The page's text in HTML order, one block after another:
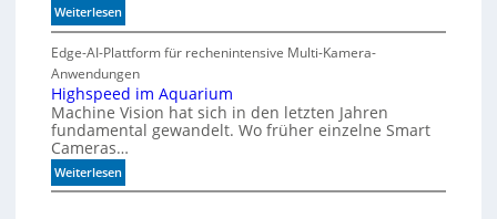
m
i
c
h
e
h
r
t
ü
r
m
t
Weiterlesen:
C
o
i
l
s
z
ä
h
l
Edge-AI-Plattform für rechenintensive Multi-Kamera-
Anwendungen
Highspeed im Aquarium
Machine Vision hat sich in den letzten Jahren
fundamental gewandelt. Wo früher einzelne Smart
Cameras…
Weiterlesen:
H